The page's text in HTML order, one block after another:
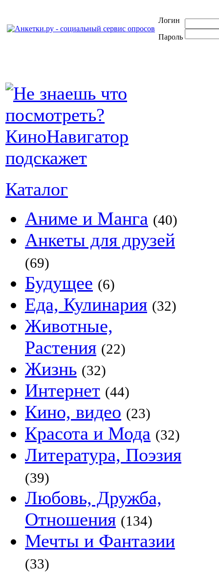
Логин
Пароль
Каталог
Аниме и Манга (40)
Анкеты для друзей
(69)
Будущее (6)
Еда, Кулинария (32)
Животные,
Растения (22)
Жизнь (32)
Интернет (44)
Кино, видео (23)
Красота и Мода (32)
Литература, Поэзия
(39)
Любовь, Дружба,
Отношения (134)
Мечты и Фантазии
(33)